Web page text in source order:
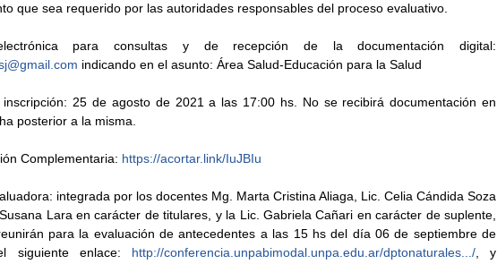
que sea requerido por las autoridades responsables del proceso evaluativo.
indicando en el asunto: Área Salud-Educación para la Salud
25 de agosto de 2021 a las 17:00 hs. No se recibirá documentación en
posterior a la misma.
Complementaria: https://acortar.link/IuJBIu
integrada por los docentes Mg. Marta Cristina Aliaga, Lic. Celia Cándida Soza
Lara en carácter de titulares, y la Lic. Gabriela Cañari en carácter de suplente,
para la evaluación de antecedentes a las 15 hs del día 06 de septiembre de
siguiente enlace: http://conferencia.unpabimodal.unpa.edu.ar/dptonaturales.../, y